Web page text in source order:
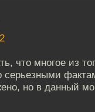
что многое из
серьезными
но в данный